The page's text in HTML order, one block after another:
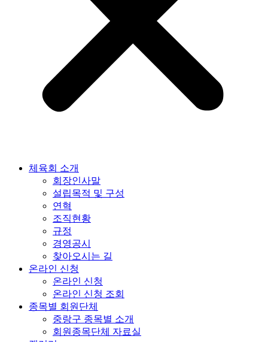
체육회 소개
회장인사말
설립목적 및 구성
연혁
조직현황
규정
경영공시
찾아오시는 길
온라인 신청
온라인 신청
온라인 신청 조회
종목별 회원단체
중랑구 종목별 소개
회원종목단체 자료실